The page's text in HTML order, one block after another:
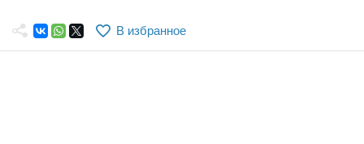
Аппаратура и электроника
В избранное